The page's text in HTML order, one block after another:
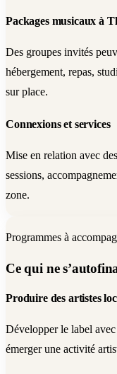
Packages musicaux à
Des groupes invités
hébergement, repas,
sur place.
Connexions et services
Mise en relation avec
sessions,
zone.
Programmes à
Ce qui ne
Produire des artistes
Développer le label
émerger une activité